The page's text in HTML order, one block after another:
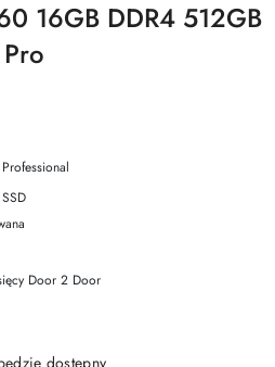
16GB DDR4 512GB
Door 2 Door
dostępny